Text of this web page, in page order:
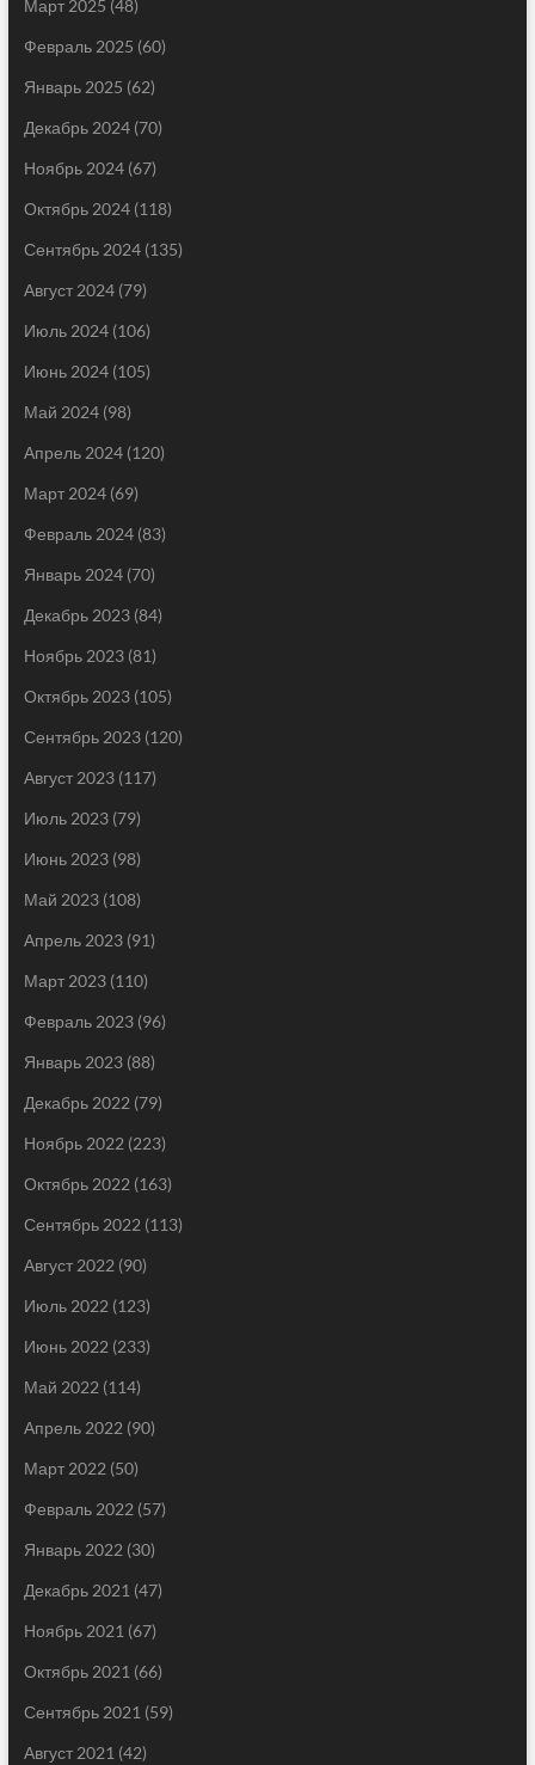
Март 2025 (48)
Февраль 2025 (60)
Январь 2025 (62)
Декабрь 2024(70)
Ноябрь 2024(67)
Октябрь 2024(118)
Сентябрь 2024(135)
Август 2024(79)
Июль 2024(106)
Июнь 2024(105)
Май 2024(98)
Апрель 2024(120)
Март 2024(69)
Февраль 2024(83)
Январь 2024(70)
Декабрь 2023(84)
Ноябрь 2023(81)
Октябрь 2023(105)
Сентябрь 2023(120)
Август 2023(117)
Июль 2023(79)
Июнь 2023(98)
Май 2023(108)
Апрель 2023(91)
Март 2023(110)
Февраль 2023(96)
Январь 2023(88)
Декабрь 2022 (79)
Ноябрь 2022 (223)
Октябрь 2022 (163)
Сентябрь 2022 (113)
Август 2022 (90)
Июль 2022 (123)
Июнь 2022 (233)
Май 2022 (114)
Апрель 2022 (90)
Март 2022 (50)
Февраль 2022 (57)
Январь 2022 (30)
Декабрь 2021 (47)
Ноябрь 2021 (67)
Октябрь 2021 (66)
Сентябрь 2021 (59)
Август 2021 (42)